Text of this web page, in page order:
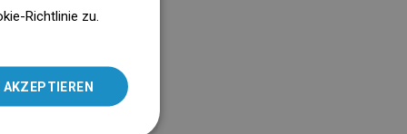
gültig bis
LITHUANIAN
ROMANIAN
Richtlinie zu.
AKZEPTIEREN